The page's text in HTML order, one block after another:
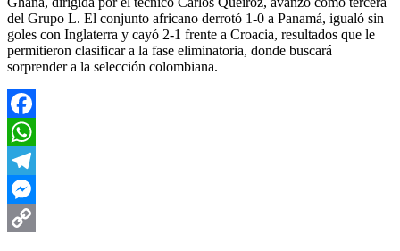
del Grupo L. El conjunto africano derrotó 1-0 a Panamá, igualó sin
goles con Inglaterra y cayó 2-1 frente a Croacia, resultados que le
permitieron clasificar a la fase eliminatoria, donde buscará
sorprender a la selección colombiana.
Facebook
WhatsApp
Telegram
Messenger